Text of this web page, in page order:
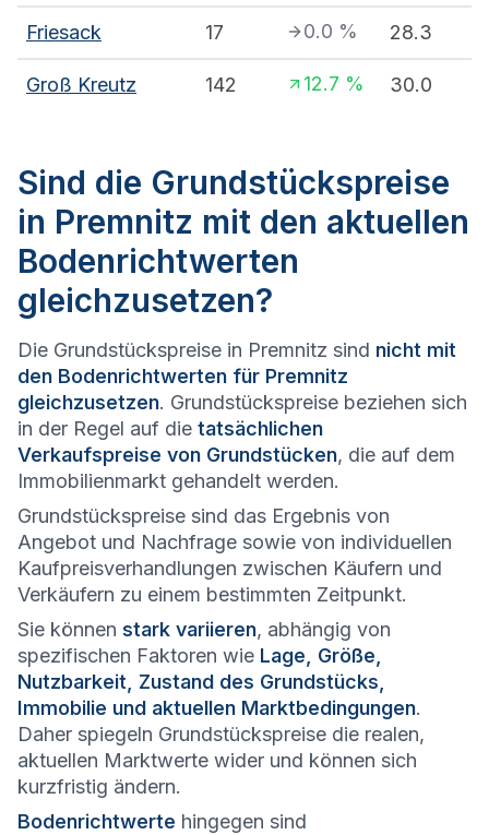
Friesack 17 0.0 % 28.3
Groß Kreutz 142 12.7 % 30.0
Sind die Grundstückspreise
in Premnitz mit den aktuellen
Bodenrichtwerten
gleichzusetzen?
Die Grundstückspreise in Premnitz sind nicht mit
den Bodenrichtwerten für Premnitz
gleichzusetzen. Grundstückspreise beziehen sich
in der Regel auf die tatsächlichen
Verkaufspreise von Grundstücken, die auf dem
Immobilienmarkt gehandelt werden.
Grundstückspreise sind das Ergebnis von
Angebot und Nachfrage sowie von individuellen
Kaufpreisverhandlungen zwischen Käufern und
Verkäufern zu einem bestimmten Zeitpunkt.
Sie können stark variieren, abhängig von
spezifischen Faktoren wie Lage, Größe,
Nutzbarkeit, Zustand des Grundstücks,
Immobilie und aktuellen Marktbedingungen.
Daher spiegeln Grundstückspreise die realen,
aktuellen Marktwerte wider und können sich
kurzfristig ändern.
Bodenrichtwerte hingegen sind